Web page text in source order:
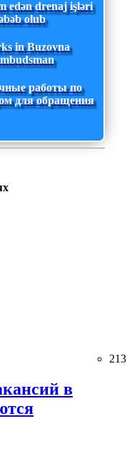
edən drenaj işləri
olub
in Buzovna
работы по
для обращения
213
в